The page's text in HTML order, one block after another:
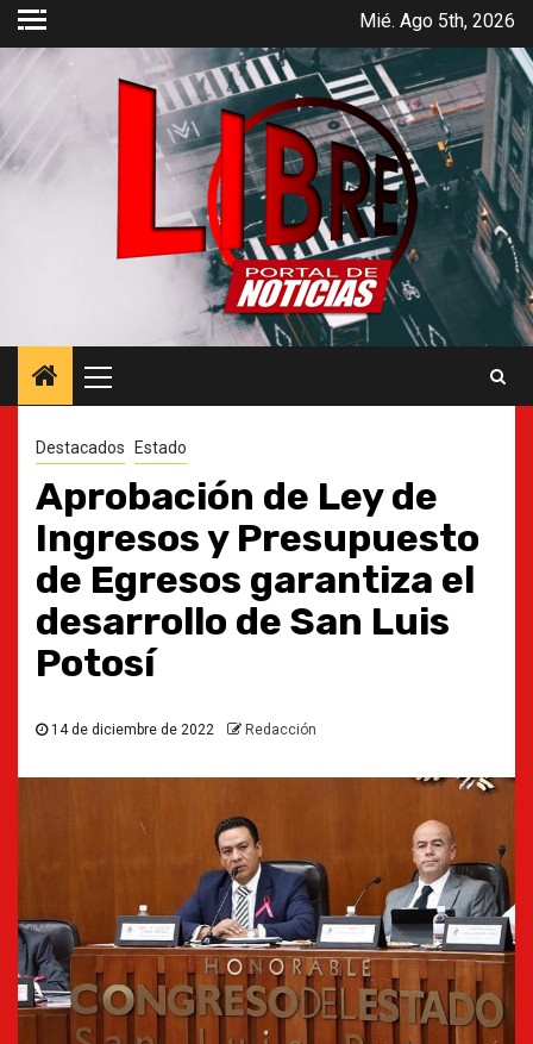
Saltar
contenido
Mié. Ago 5th, 2026
principal
Destacados Estado
Aprobación de Ley de
Ingresos y Presupuesto
de Egresos garantiza el
desarrollo de San Luis
Potosí
14 de diciembre de 2022 Redacción